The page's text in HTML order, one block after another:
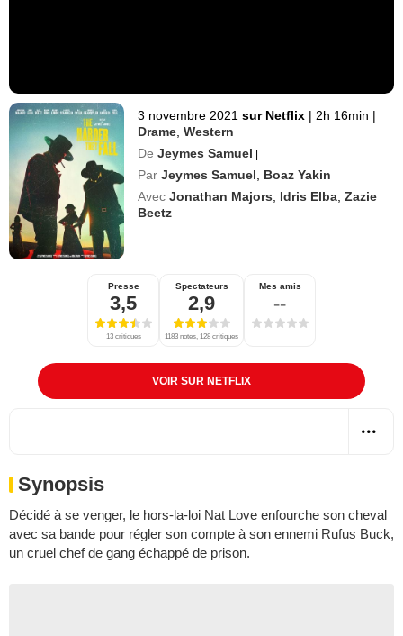
3 novembre 2021 sur Netflix | 2h 16min |
Drame ,Western
De Jeymes Samuel |
Par Jeymes Samuel
Boaz Yakin
Avec Jonathan Majors Idris Elba ,Zazie
Beetz
Presse
3,5
13 critiques
Spectateurs
2,9
1183 notes, 128 critiques
Mes amis
--
VOIR SUR NETFLIX
Synopsis
Décidé à se venger, le hors-la-loi Nat Love enfourche son cheval
avec sa bande pour régler son compte à son ennemi Rufus Buck,
un cruel chef de gang échappé de prison.